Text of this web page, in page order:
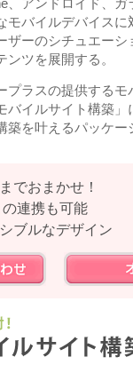
、アンドロイド、
モバイルデバイス
ザーのシチュエー
ンツを展開する。
プラスの提供する
バイルサイト構築
築を叶えるパッケー
でおまかせ！
連携も可能
ブルなデザイン